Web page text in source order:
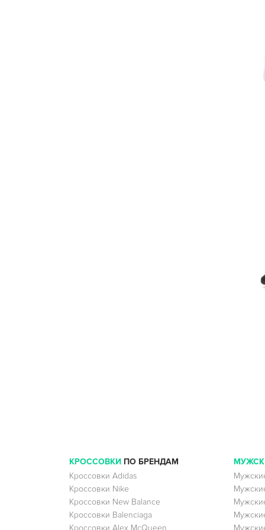
КРОССОВКИ ПО БРЕНДАМ
Кроссовки Adidas
Кроссовки Nike
Кроссовки New Balance
Кроссовки Balenciaga
Кроссовки Alex McQueen